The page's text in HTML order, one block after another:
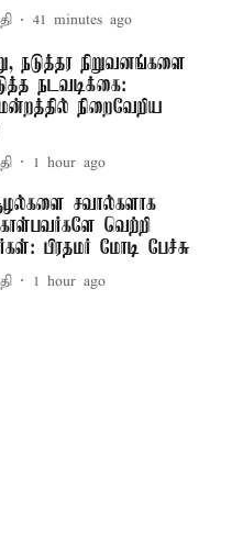
41 minutes ago
நடுத்தர நிறுவனங்களை
நடவடிக்கை:
நிறைவேறிய
1 hour ago
சவால்களாக
வெற்றி
பிரதமர் மோடி பேச்சு
1 hour ago